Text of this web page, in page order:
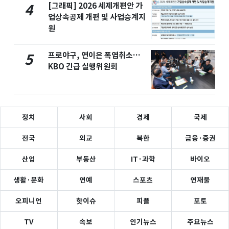
4
[그래픽] 2026 세제개편안 가
업상속공제 개편 및 사업승계지
원
5
프로야구, 연이은 폭염취소…
KBO 긴급 실행위원회
정치 사회 경제 국제
전국 외교 북한 금융·증권
산업 부동산 IT·과학 바이오
생활·문화 연예 스포츠 연재물
오피니언 핫이슈 피플 포토
TV 속보 인기뉴스 주요뉴스